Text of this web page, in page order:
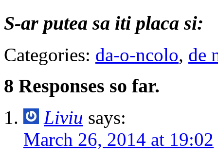
S-ar putea sa iti placa si:
Categories: da-o-ncolo, de
8 Responses so far.
Liviu says:
March 26, 2014 at 19:02